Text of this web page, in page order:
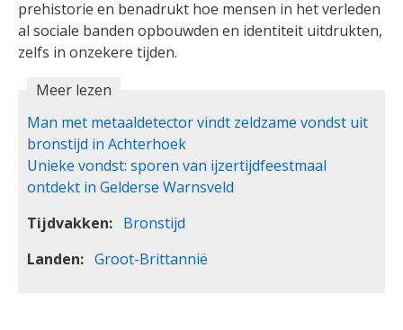
prehistorie en benadrukt hoe mensen in het verleden
al sociale banden opbouwden en identiteit uitdrukten,
zelfs in onzekere tijden.
Meer lezen
Man met metaaldetector vindt zeldzame vondst uit
bronstijd in Achterhoek
Unieke vondst: sporen van ijzertijdfeestmaal
ontdekt in Gelderse Warnsveld
Tijdvakken
Bronstijd
Landen
Groot-Brittannië